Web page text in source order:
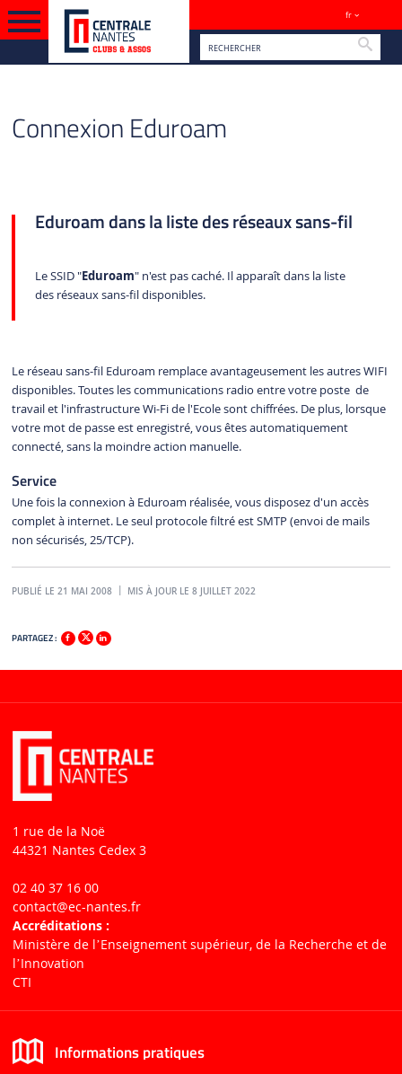
fr
Connexion Eduroam
Eduroam dans la liste des réseaux sans-fil
Le SSID "Eduroam" n'est pas caché. Il apparaît dans la liste
des réseaux sans-fil disponibles.
Le réseau sans-fil Eduroam remplace avantageusement les autres WIFI
disponibles. Toutes les communications radio entre votre poste de
travail et l'infrastructure Wi-Fi de l'Ecole sont chiffrées. De plus, lorsque
votre mot de passe est enregistré, vous êtes automatiquement
connecté, sans la moindre action manuelle.
Service
Une fois la connexion à Eduroam réalisée, vous disposez d'un accès
complet à internet. Le seul protocole filtré est SMTP (envoi de mails
non sécurisés, 25/TCP).
PUBLIÉ LE 21 MAI 2008 MIS À JOUR LE 8 JUILLET 2022
PARTAGEZ :
1 rue de la Noë
44321 Nantes Cedex 3
02 40 37 16 00
contact@ec-nantes.fr
Accréditations :
Ministère de lʼEnseignement supérieur, de la Recherche et de
lʼInnovation
CTI
Informations pratiques